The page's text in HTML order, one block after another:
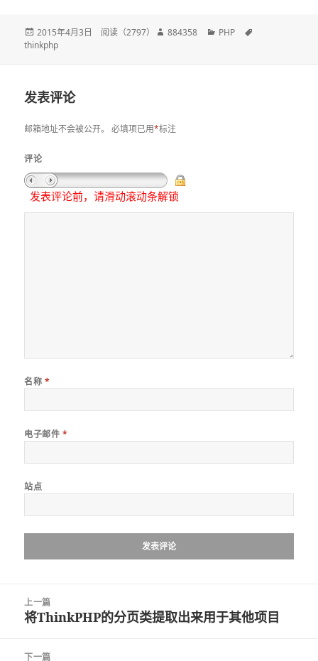
发
布
2015年4月3日 阅读（2797）
作
884358
分
PHP
thinkphp
发表评论
邮箱地址不会被公开。 必填项已用*标注
评论
发表评论前，请滑动滚动条解锁
名称 *
电子邮件 *
站点
上一篇
上
文
将ThinkPHP的分页类提取出来用于其他项目
下一篇